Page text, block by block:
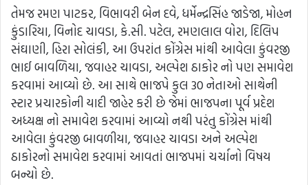
તેમજ રમણ પાટકર, વિભાવરી બેન દવે, ધર્મેન્દ્રસિંહ જાડેજા, મોહન
કુંડારિયા, વિનોદ ચાવડા, કે.સી. પટેલ, રમણલાલ વોરા, દિલિપ
સંઘાણી, હિરા સોલંકી, આ ઉપરાંત કોંગ્રેસ માંથી આવેલા કુંવરજી
ભાઈ બાવળિયા, જવાહર ચાવડા, અલ્પેશ ઠાકોર નો પણ સમાવેશ
કરવામાં આવ્યો છે. આ સાથે ભાજપે કુલ 30 નેતાઓ સાથેની
સ્ટાર પ્રચારકોની યાદી જાહેર કરી છે જેમાં ભાજપના પૂર્વ પ્રદેશ
અધ્યક્ષ નો સમાવેશ કરવામાં આવ્યો નથી પરંતુ કોંગ્રેસ માંથી
આવેલા કુંવરજી બાવળીયા, જવાહર ચાવડા અને અલ્પેશ
ઠાકોરનો સમાવેશ કરવામાં આવતાં ભાજપમાં ચર્ચાનો વિષય
બન્યો છે.